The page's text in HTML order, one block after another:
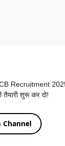
Recruitment
शुरू कर दो!
Channel